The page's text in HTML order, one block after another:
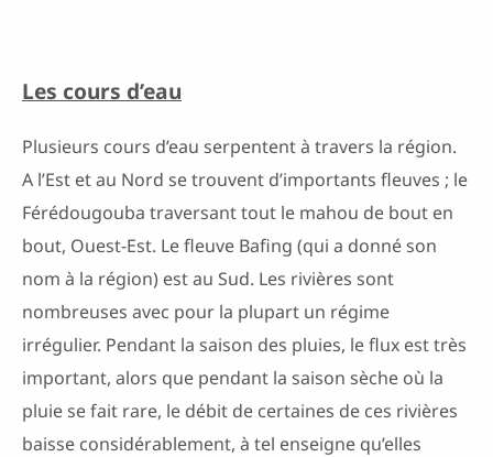
Les cours d’eau
Plusieurs cours d’eau serpentent à travers la région.
A l’Est et au Nord se trouvent d’importants fleuves ; le
Férédougouba traversant tout le mahou de bout en
bout, Ouest-Est. Le fleuve Bafing (qui a donné son
nom à la région) est au Sud. Les rivières sont
nombreuses avec pour la plupart un régime
irrégulier. Pendant la saison des pluies, le flux est très
important, alors que pendant la saison sèche où la
pluie se fait rare, le débit de certaines de ces rivières
baisse considérablement, à tel enseigne qu’elles